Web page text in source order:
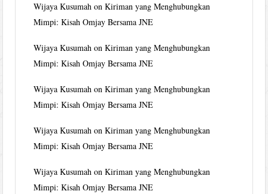
Wijaya Kusumah onKiriman yang Menghubungkan
Mimpi: Kisah Omjay Bersama JNE
Wijaya Kusumah onKiriman yang Menghubungkan
Mimpi: Kisah Omjay Bersama JNE
Wijaya Kusumah onKiriman yang Menghubungkan
Mimpi: Kisah Omjay Bersama JNE
Wijaya Kusumah onKiriman yang Menghubungkan
Mimpi: Kisah Omjay Bersama JNE
Wijaya Kusumah onKiriman yang Menghubungkan
Mimpi: Kisah Omjay Bersama JNE